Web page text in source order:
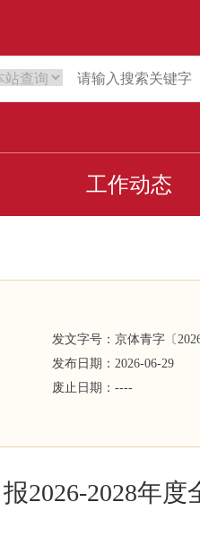
工作动态
发文字号：京体青字 〔
发布日期：2026-06-29
废止日期：----
2026-2028年